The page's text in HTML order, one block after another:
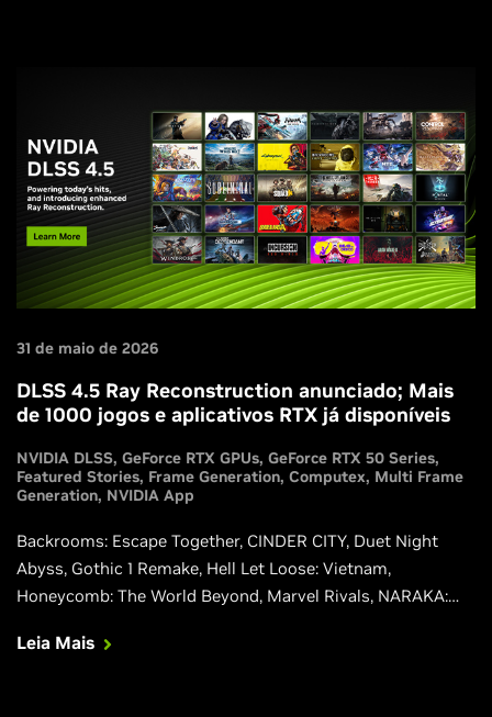
31 de maio de 2026
DLSS 4.5 Ray Reconstruction anunciado; Mais
de 1000 jogos e aplicativos RTX já disponíveis
NVIDIA DLSS GeForce RTX GPUs GeForce RTX 50 Series
Featured Stories Frame Generation Computex Multi Frame
Generation NVIDIA App
Backrooms: Escape Together, CINDER CITY, Duet Night
Abyss, Gothic 1 Remake, Hell Let Loose: Vietnam,
Honeycomb: The World Beyond, Marvel Rivals, NARAKA:
Meet estão sendo atualizados para integrações nativas dos
Leia Mais